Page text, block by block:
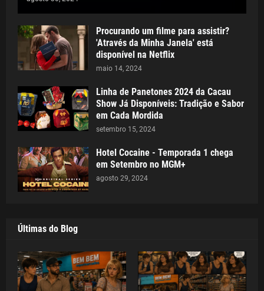
Procurando um filme para assistir?
'Através da Minha Janela' está
disponível na Netflix
maio 14, 2024
Linha de Panetones 2024 da Cacau
Show Já Disponíveis: Tradição e Sabor
em Cada Mordida
setembro 15, 2024
Hotel Cocaine - Temporada 1 chega
em Setembro no MGM+
agosto 29, 2024
Últimas do Blog